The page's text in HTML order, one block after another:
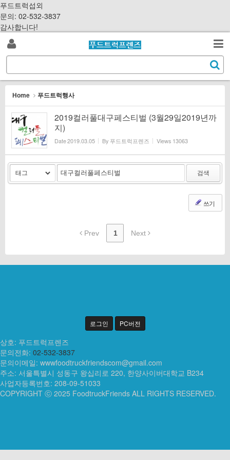
푸드트럭섭외
문의: 02-532-3837
감사합니다!
S
k
i
o
로
검
색
e
a
c
Home 푸드트럭행사
2019컬러풀대구페스티벌 (3월29일2019년까
지)
Date2019.03.05 By 푸드트럭프렌즈 Views 13063
검색
쓰기
Prev 1 Next
로그인 PC버전
상호: 푸드트럭프렌즈
문의전화: 02-532-3837
문의이메일: wwwfoodtruckfriendscom@gmail.com
주소: 서울특별시 성동구 왕십리로 220, 한양사이버대학교 B234
사업자등록번호: 208-09-51033
COPYRIGHT ⓒ 2025 FoodtruckFriends ALL RIGHTS RESERVED.